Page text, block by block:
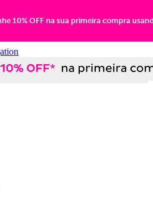
10% OFF na sua primeira compra